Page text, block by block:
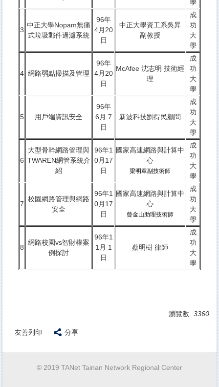
學
3
中正大學Nopam無痛
式垃圾郵件過濾系統
96年
4月20
日
中正大學資工系吳昇
副教授
成
功
大
學
4 網路弱點掃描及管理
96年
4月20
日
McAfee 沈志明 技術經
理
成
功
大
學
5 用戶端資訊安全
96年
6月 7
日
新波科技劉得民顧問
成
功
大
學
6
大型骨幹網路管理與
TWAREN網管系統介
紹
96年1
0月17
日
國家高速網路與計算中
心
梁明章副技術師
成
功
大
學
7
校園網路管理與網路
安全
96年1
0月17
日
國家高速網路與計算中
心
曾金山助理技術師
成
功
大
學
8
網路校園vs智財權案
例探討
96年1
1月 1
日
蔡明樹 律師
成
功
大
學
瀏覽數: 3360
友善列印 分享
© 2019 TANet Tainan Network Regional Center